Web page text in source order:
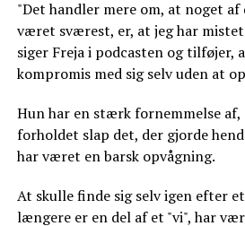
"Det handler mere om, at noget af
været sværest, er, at jeg har
siger Freja i podcasten og tilføjer,
kompromis med sig selv uden at
Hun har en stærk fornemmelse af,
forholdet slap det, der gjorde
har været en barsk opvågning.
At skulle finde sig selv igen efter
længere er en del af et "vi", har